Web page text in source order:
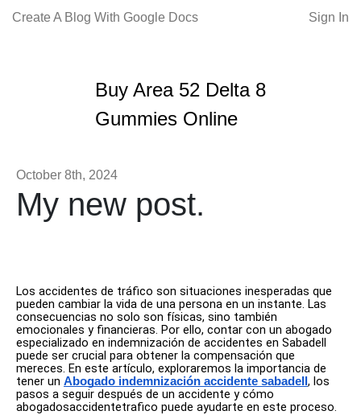
Create A Blog With Google Docs Sign In
Buy Area 52 Delta 8
Gummies Online
October 8th, 2024
My new post.
Los accidentes de tráfico son situaciones inesperadas que
pueden cambiar la vida de una persona en un instante. Las
consecuencias no solo son físicas, sino también
emocionales y financieras. Por ello, contar con un abogado
especializado en indemnización de accidentes en Sabadell
puede ser crucial para obtener la compensación que
mereces. En este artículo, exploraremos la importancia de
tener un Abogado indemnización accidente sabadell , los
pasos a seguir después de un accidente y cómo
abogadosaccidentetrafico puede ayudarte en este proceso.